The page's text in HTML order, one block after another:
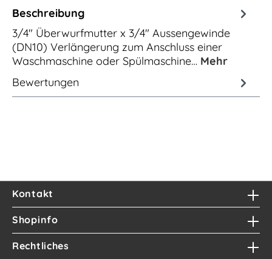
Beschreibung
3/4" Überwurfmutter x 3/4" Aussengewinde
(DN10) Verlängerung zum Anschluss einer
Waschmaschine oder Spülmaschine… Mehr
Bewertungen
Kontakt
Shopinfo
Rechtliches